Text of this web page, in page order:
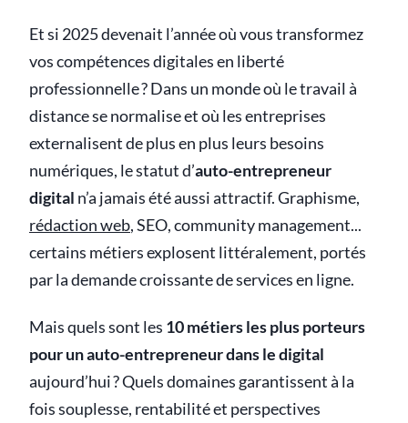
Et si 2025 devenait l’année où vous transformez
vos compétences digitales en liberté
professionnelle ? Dans un monde où le travail à
distance se normalise et où les entreprises
externalisent de plus en plus leurs besoins
numériques, le statut d’auto-entrepreneur
digital n’a jamais été aussi attractif. Graphisme,
rédaction web, SEO, community management...
certains métiers explosent littéralement, portés
par la demande croissante de services en ligne.
Mais quels sont les 10 métiers les plus porteurs
pour un auto-entrepreneur dans le digital
aujourd’hui ? Quels domaines garantissent à la
fois souplesse, rentabilité et perspectives